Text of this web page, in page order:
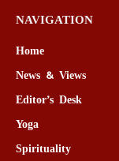
NAVIGATION
Home
News & Views
Editor’s Desk
Yoga
Spirituality